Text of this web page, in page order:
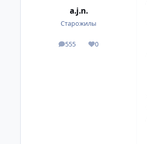
a.j.n.
Старожилы
555
посты 0
Репутация